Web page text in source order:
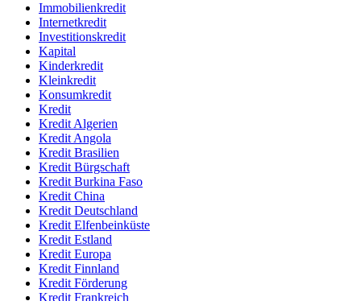
Immobilienkredit
Internetkredit
Investitionskredit
Kapital
Kinderkredit
Kleinkredit
Konsumkredit
Kredit
Kredit Algerien
Kredit Angola
Kredit Brasilien
Kredit Bürgschaft
Kredit Burkina Faso
Kredit China
Kredit Deutschland
Kredit Elfenbeinküste
Kredit Estland
Kredit Europa
Kredit Finnland
Kredit Förderung
Kredit Frankreich